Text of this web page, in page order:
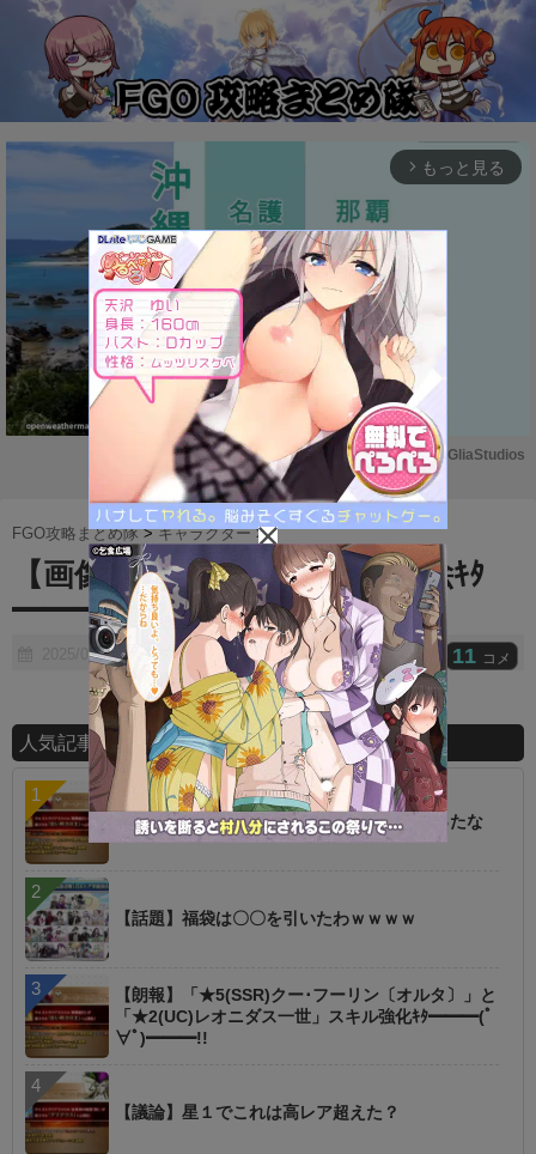
arrow_forward_ios もっと見る
M
u
t
e
Powered by GliaStudios
FGO攻略まとめ隊 >キャラクター >
【画像】テュフォン最終再臨絵ｷﾀ
━━━(ﾟ∀ﾟ)━━━!!!!!
2025/06/09 11 コメ
人気記事ランキング
【朗報】オルタニキは欲しいもの全部もらったな
【話題】福袋は〇〇を引いたわｗｗｗｗ
【朗報】「★5(SSR)クー･フーリン〔オルタ〕」と
「★2(UC)レオニダス一世」スキル強化ｷﾀ━━━(ﾟ
∀ﾟ)━━━!!
【議論】星１でこれは高レア超えた？